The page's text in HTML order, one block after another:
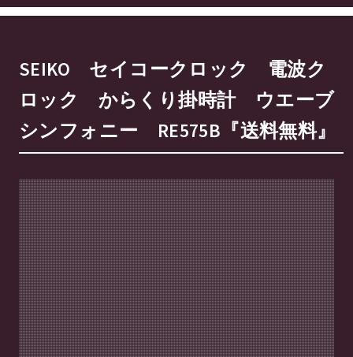
SEIKO セイコークロック 電波ク
ロック からくり掛時計 ウエーブ
シンフォニー RE575B『送料無料』